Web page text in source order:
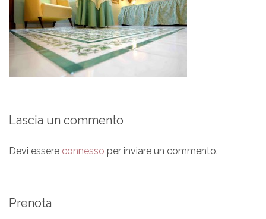
Lascia un commento
Devi essere connesso per inviare un commento.
Prenota